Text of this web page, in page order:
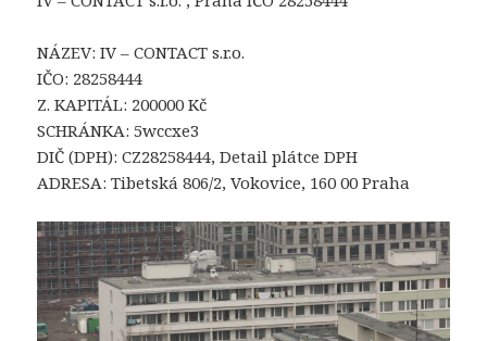
NÁZEV: IV – CONTACT s.r.o.
IČO: 28258444
Z. KAPITÁL: 200000 Kč
SCHRÁNKA: 5wccxe3
DIČ (DPH): CZ28258444, Detail plátce DPH
ADRESA: Tibetská 806/2, Vokovice, 160 00 Praha